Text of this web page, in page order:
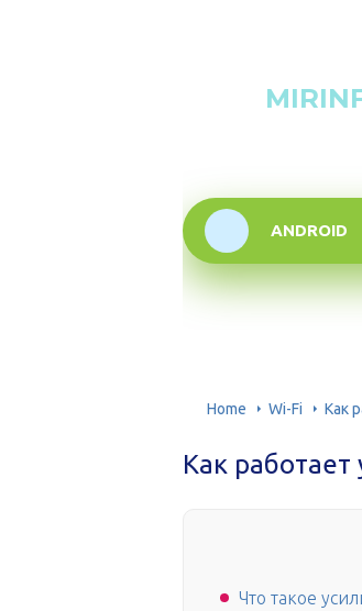
ANDROID
Home Wi-Fi Как
Как работает
Что такое